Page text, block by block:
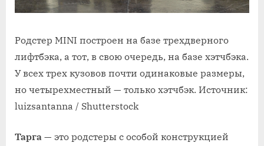
Родстер MINI построен на базе трехдверного
лифтбэка, а тот, в свою очередь, на базе хэтчбэка.
У всех трех кузовов почти одинаковые размеры,
но четырехместный — только хэтчбэк. Источник:
luizsantanna / Shutterstock
Тарга — это родстеры с особой конструкцией